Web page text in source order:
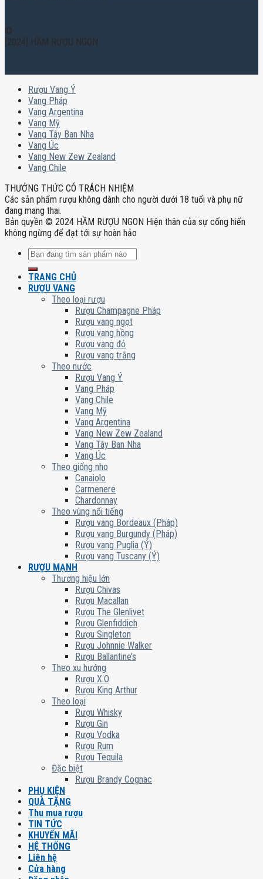
©
[2024] HẦM RƯỢU NGON
Rượu Vang Ý
Vang Pháp
Vang Argentina
Vang Mỹ
Vang Tây Ban Nha
Vang Úc
Vang New Zew Zealand
Vang Chile
THƯỞNG THỨC CÓ TRÁCH NHIỆM
Các sản phẩm rượu không dành cho người dưới 18 tuổi và phụ nữ
đang mang thai.
Bản quyền © 2024 HẦM RƯỢU NGON Hiện thân của sự cống hiến
không ngừng để đạt tới sự hoàn hảo
Tìm
kiếm:
TRANG CHỦ
RƯỢU VANG
Theo loại rượu
Rượu Champagne Pháp
Rượu vang ngọt
Rượu vang hồng
Rượu vang đỏ
Rượu vang trắng
Theo nước
Rượu Vang Ý
Vang Pháp
Vang Chile
Vang Mỹ
Vang Argentina
Vang New Zew Zealand
Vang Tây Ban Nha
Vang Úc
Theo giống nho
Canaiolo
Carmenere
Chardonnay
Theo vùng nổi tiếng
Rượu vang Bordeaux (Pháp)
Rượu vang Burgundy (Pháp)
Rượu vang Puglia (Ý)
Rượu vang Tuscany (Ý)
RƯỢU MẠNH
Thương hiệu lớn
Rượu Chivas
Rượu Macallan
Rượu The Glenlivet
Rượu Glenfiddich
Rượu Singleton
Rượu Johnnie Walker
Rượu Ballantine’s
Theo xu hướng
Rượu X.O
Rượu King Arthur
Theo loại
Rượu Whisky
Rượu Gin
Rượu Vodka
Rượu Rum
Rượu Tequila
Đặc biệt
Rượu Brandy Cognac
PHỤ KIỆN
QUÀ TẶNG
Thu mua rượu
TIN TỨC
KHUYẾN MÃI
HỆ THỐNG
Liên hệ
Cửa hàng